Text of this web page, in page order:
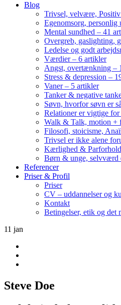
Blog
Trivsel, velvære,
Egenomsorg,
Mental sundhed – 41
Overgreb, gaslighting,
Ledelse og godt
Værdier – 6 artikler
Angst, overtænkning –
Stress & depression –
Vaner – 5 artikler
Tanker & negative
Søvn, hvorfor søvn er
Relationer er vigtige
Walk & Talk, motion +
Filosofi, stoicisme,
Trivsel er ikke alene
Kærlighed &
Børn & unge, selvværd
Referencer
Priser & Profil
Priser
CV – uddannelser og
Kontakt
Betingelser, etik og det
11 jan
Steve Doe